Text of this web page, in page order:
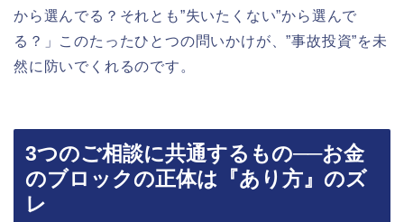
から選んでる？それとも”失いたくない”から選んで
る？」このたったひとつの問いかけが、”事故投資”を未
然に防いでくれるのです。
3つのご相談に共通するもの──お金
のブロックの正体は『あり方』のズ
レ